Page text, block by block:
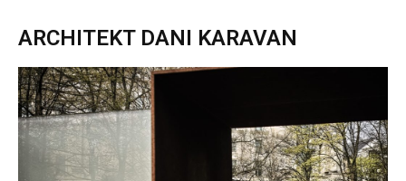
ARCHITEKT DANI KARAVAN